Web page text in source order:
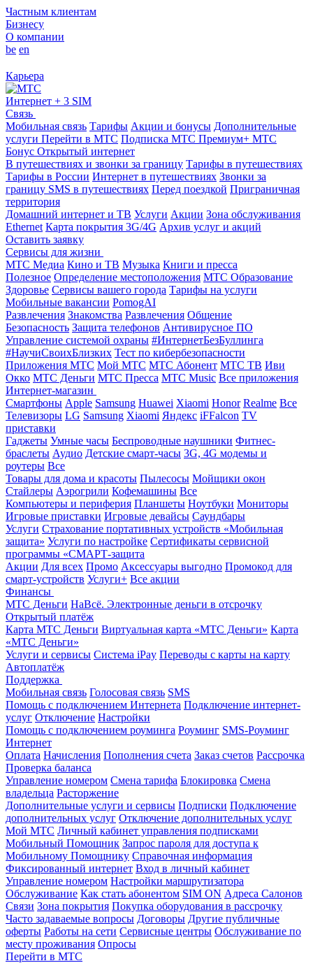
Частным клиентам
Бизнесу
О компании
be en
Карьера
Интернет + 3 SIM
Связь
Мобильная связь Тарифы Акции и бонусы Дополнительные
услуги Перейти в МТС Подписка МТС Премиум+ МТС
Бонус Открытый интернет
В путешествиях и звонки за границу Тарифы в путешествиях
Тарифы в России Интернет в путешествиях Звонки за
границу SMS в путешествиях Перед поездкой Приграничная
территория
Домашний интернет и ТВ Услуги Акции Зона обслуживания
Ethernet Карта покрытия 3G/4G Архив услуг и акций
Оставить заявку
Сервисы для жизни
МТС Медиа Кино и ТВ Музыка Книги и пресса
Полезное Определение местоположения МТС Образование
Здоровье Сервисы вашего города Тарифы на услуги
Мобильные вакансии PomogAI
Развлечения Знакомства Развлечения Общение
Безопасность Защита телефонов Антивирусное ПО
Управление системой охраны #ИнтернетБезБуллинга
#НаучиСвоихБлизких Тест по кибербезопасности
Приложения МТС Мой МТС МТС Абонент МТС ТВ Иви
Окко МТС Деньги МТС Пресса МТС Music Все приложения
Интернет-магазин
Смартфоны Apple Samsung Huawei Xiaomi Honor Realme Все
Телевизоры LG Samsung Xiaomi Яндекс iFFalcon TV
приставки
Гаджеты Умные часы Беспроводные наушники Фитнес-
браслеты Аудио Детские смарт-часы 3G, 4G модемы и
роутеры Все
Товары для дома и красоты Пылесосы Мойщики окон
Стайлеры Аэрогрили Кофемашины Все
Компьютеры и периферия Планшеты Ноутбуки Мониторы
Игровые приставки Игровые девайсы Саундбары
Услуги Страхование портативных устройств «Мобильная
защита» Услуги по настройке Сертификаты сервисной
программы «СМАРТ-защита
Акции Для всех Промо Аксессуары выгодно Промокод для
смарт-устройств Услуги+ Все акции
Финансы
МТС Деньги НаВсё. Электронные деньги в отсрочку
Открытый платёж
Карта МТС Деньги Виртуальная карта «МТС Деньги» Карта
«МТС Деньги»
Услуги и сервисы Система iPay Переводы с карты на карту
Автоплатёж
Поддержка
Мобильная связь Голосовая связь SMS
Помощь с подключением Интернета Подключение интернет-
услуг Отключение Настройки
Помощь с подключением роуминга Роуминг SMS-Роуминг
Интернет
Оплата Начисления Пополнения счета Заказ счетов Рассрочка
Проверка баланса
Управление номером Смена тарифа Блокировка Смена
владельца Расторжение
Дополнительные услуги и сервисы Подписки Подключение
дополнительных услуг Отключение дополнительных услуг
Мой МТС Личный кабинет управления подписками
Мобильный Помощник Запрос пароля для доступа к
Мобильному Помощнику Справочная информация
Фиксированный интернет Вход в личный кабинет
Управление номером Настройки маршрутизатора
Обслуживание Как стать абонентом SIM ON Адреса Салонов
Связи Зона покрытия Покупка оборудования в рассрочку
Часто задаваемые вопросы Договоры Другие публичные
оферты Работы на сети Сервисные центры Обслуживание по
месту проживания Опросы
Перейти в МТС